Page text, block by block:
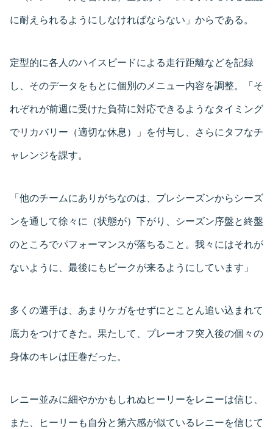
に耐えられるようにしなければならない」からである。
定型的に各人のハイスピードによる走行距離などを記録
し、そのデータをもとに個別のメニュー内容を調整。「そ
れぞれが前週に受けた負荷に対応できるようなタイミング
でリカバリー（適切な休息）」を付与し、さらにタフなチ
ャレンジを課す。
「他のチームにありがちなのは、プレシーズンからシーズ
ンを通して徐々に（状態が）下がり、シーズン序盤と終盤
のところでパフォーマンスが落ちること。我々にはそれが
ないように、最後にもピークが来るようにしています」
多くの選手は、あまりケガをせずにとことん追い込まれて
底力をつけてきた。果たして、プレーオフ突入後の個々の
身体のキレは圧巻だった。
レニー並みに細やかかもしれぬヒーリーをレニーは信じ、
また、ヒーリーも自分と第六感が似ているレニーを信じて